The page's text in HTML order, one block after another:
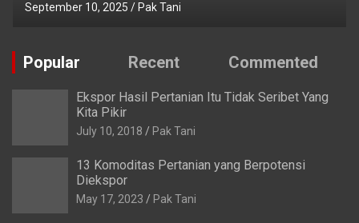
September 10, 2025 Pak Tani
Popular Recent Commented
Ekspor Hasil Pertanian Itu Tidak Seribet Yang
Kita Pikir
July 10, 2018 Pak Tani
13 Komoditas Pertanian yang Berpotensi
Diekspor
May 17, 2023 Pak Tani